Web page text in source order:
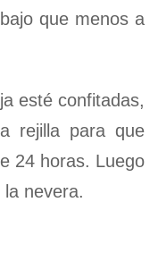
que menos a
esté confitadas,
rejilla para que
24 horas. Luego
nevera.